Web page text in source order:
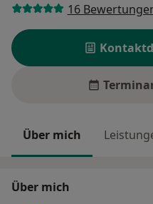
16
Über mich
Über mich